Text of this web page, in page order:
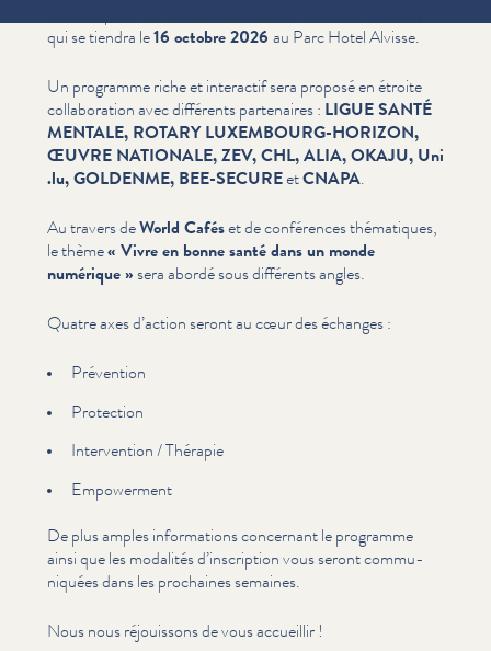
qui se tiendra le16 octobre 2026 au Parc Hotel Alvisse.
Un programme riche et interactif sera proposé en étroite
col­lab­o­ra­tion avec différents partenaires : LIGUE SANTÉ
MENTALE, ROTARY LUXEMBOURG-HORIZON,
ŒUVRE NATIONALE, ZEV, CHL, ALIA, OKAJU, Uni​
.lu, GOLDENME, BEE-SECUREetCNAPA.
Au travers deWorld Caféset de conférences thématiques,
le thème« Vivre en bonne santé dans un monde
numérique »sera abordé sous différents angles.
Quatre axes d’action seront au cœur des échanges :
Prévention
Protection
Inter­ven­tion / Thérapie
Empowerment
De plus amples infor­ma­tions concernant le programme
ainsi que les modalités d’in­scrip­tion vous seront com­mu­
niquées dans les prochaines semaines.
Nous nous réjouissons de vous accueillir !